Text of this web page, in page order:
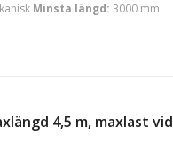
Minsta längd: 3000 mm
4,5 m, maxlast vid